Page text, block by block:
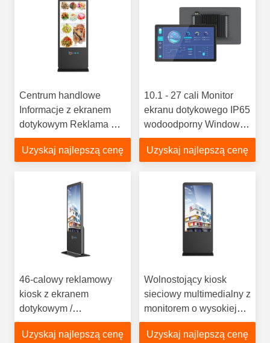
Centrum handlowe
Informacje z ekranem
dotykowym Reklama w
kiosku Gra w kiosku
Uzyskaj najlepszą cenę
10.1 - 27 cali Monitor
ekranu dotykowego IP65
wodoodporny Windows
Android wyświetlacz
LCD PC przemysłowy
Uzyskaj najlepszą cenę
46-calowy reklamowy
kiosk z ekranem
dotykowym /
interaktywny
interaktywny kiosk
Uzyskaj najlepszą cenę
Wolnostojący kiosk
sieciowy multimedialny z
monitorem o wysokiej
jasności do kiosku
reklamowego
Uzyskaj najlepszą cenę